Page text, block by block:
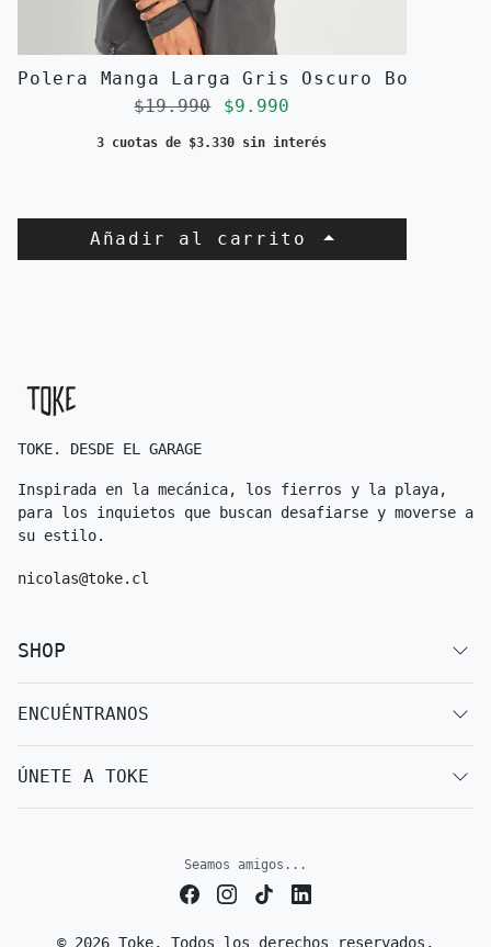
Polera Manga Larga Gris Oscuro Bolsillo
Precio regular
$19.990 Precio de oferta
$9.990
3 cuotas de $3.330 sin interés
Añadir al carrito
TOKE. DESDE EL GARAGE
Inspirada en la mecánica, los fierros y la playa,
para los inquietos que buscan desafiarse y moverse a
su estilo.
nicolas@toke.cl
SHOP
ENCUÉNTRANOS
ÚNETE A TOKE
Seamos amigos...
© 2026 Toke. Todos los derechos reservados.